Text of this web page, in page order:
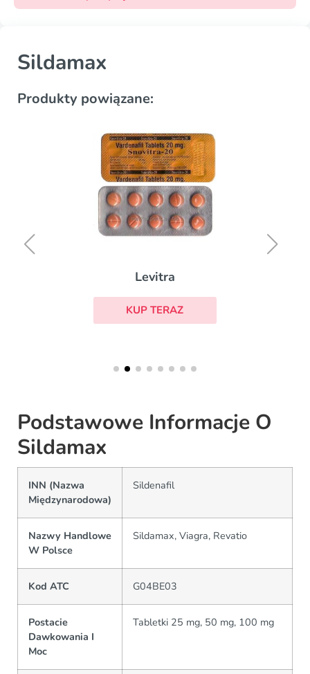
Sildamax
Produkty powiązane:
Levitra
KUP TERAZ
Podstawowe Informacje O
Sildamax
INN (Nazwa
Międzynarodowa)
Sildenafil
Nazwy Handlowe
W Polsce
Sildamax, Viagra, Revatio
Kod ATC G04BE03
Postacie
Dawkowania I
Moc
Tabletki 25 mg, 50 mg, 100 mg